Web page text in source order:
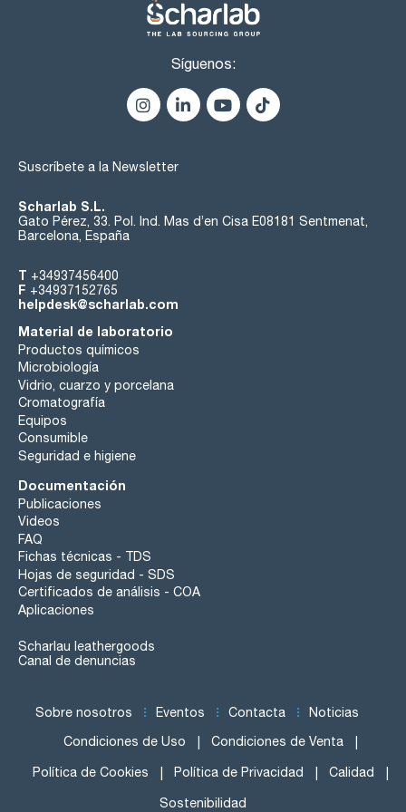
Síguenos:
Suscríbete a la Newsletter
Scharlab S.L.
Gato Pérez, 33. Pol. Ind. Mas d’en Cisa E08181 Sentmenat,
Barcelona, España
T +34937456400
F +34937152765
helpdesk@scharlab.com
Material de laboratorio
Productos químicos
Microbiología
Vidrio, cuarzo y porcelana
Cromatografía
Equipos
Consumible
Seguridad e higiene
Documentación
Publicaciones
Videos
FAQ
Fichas técnicas - TDS
Hojas de seguridad - SDS
Certificados de análisis - COA
Aplicaciones
Scharlau leathergoods
Canal de denuncias
Sobre nosotros Eventos Contacta Noticias
Condiciones de Uso Condiciones de Venta
Política de Cookies Política de Privacidad Calidad
Sostenibilidad